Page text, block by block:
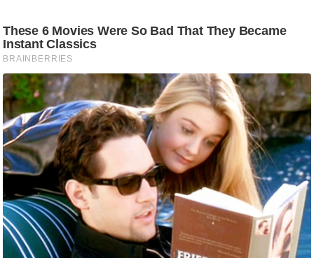
म
.
आ
र
.
आ
ई
.
चा
य
प
र
स